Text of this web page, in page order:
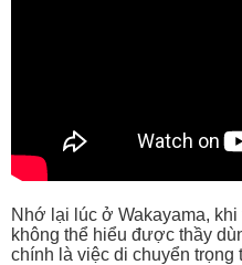
Nhớ lại lúc ở Wakayama,
không thể hiểu được thầy
chính là việc di chuyển